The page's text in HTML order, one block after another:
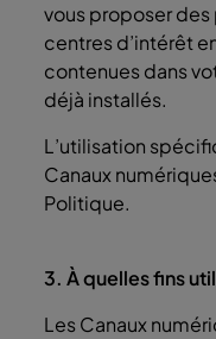
vous proposer
centres d’intérêt
contenues dans
déjà installés.
L’utilisation
Canaux
Politique.
3. À quelles fins
Les Canaux